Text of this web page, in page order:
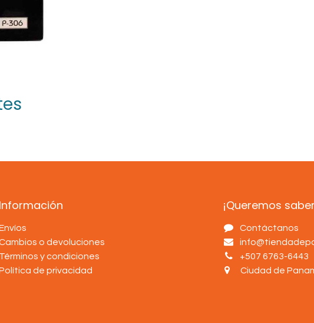
Información
o devoluciones
Términos y condiciones
de privacidad
¡Queremos
Contáctanos
+507 6763-6443
Ciudad de